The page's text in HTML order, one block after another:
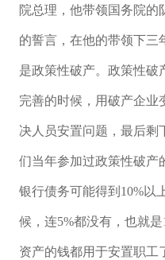
院总理，他带领国务院的
的誓言，在他的带领下三
是政策性破产。政策性破
完善的时候，用破产企业
决人员安置问题，最后剩
们当年参加过政策性破产
银行债务可能得到10%以
候，连5%都没有，也就
资产的钱都用于安置职工